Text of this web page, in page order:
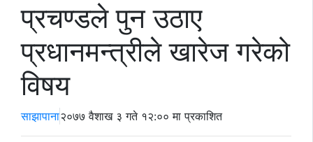
प्रचण्डले पुन उठाए
प्रधानमन्त्रीले खारेज गरेको
विषय
साझापाना२०७७ वैशाख ३ गते १२:०० मा प्रकाशित